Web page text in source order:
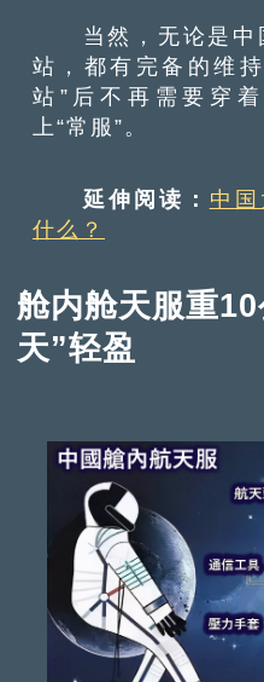
当然，无论是中
站，都有完备的维
站”后不再需要穿
上“常服”。
延伸阅读： 中
什么？
舱内舱天服重
天”轻盈